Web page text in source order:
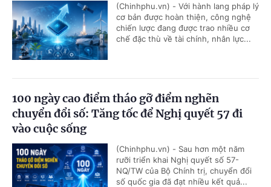
(Chinhphu.vn) - Với hành lang pháp lý
cơ bản được hoàn thiện, công nghệ
chiến lược đang được trao nhiều cơ
chế đặc thù về tài chính, nhân lực...
100 ngày cao điểm tháo gỡ điểm nghẽn
chuyển đổi số: Tăng tốc để Nghị quyết 57 đi
vào cuộc sống
(Chinhphu.vn) - Sau hơn một năm
rưỡi triển khai Nghị quyết số 57-
NQ/TW của Bộ Chính trị, chuyển đổi
số quốc gia đã đạt nhiều kết quả...